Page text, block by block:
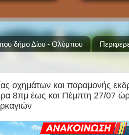
δήμο Δίου - Ολύμπου
οχημάτων και παραμονής
8πμ έως και Πέμπτη 27/07